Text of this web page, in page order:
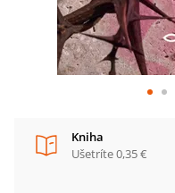
Kniha
Ušetríte0,35 €